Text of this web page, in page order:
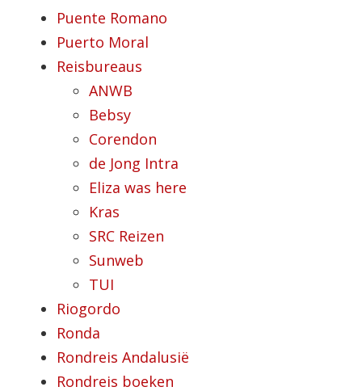
Puente Romano
Puerto Moral
Reisbureaus
ANWB
Bebsy
Corendon
de Jong Intra
Eliza was here
Kras
SRC Reizen
Sunweb
TUI
Riogordo
Ronda
Rondreis Andalusië
Rondreis boeken